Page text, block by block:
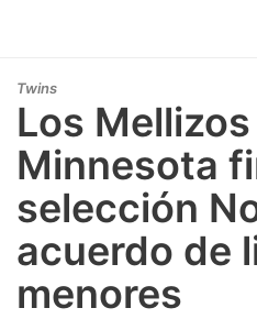
Twins
Los
Minnesota
selección
acuerdo de
menores